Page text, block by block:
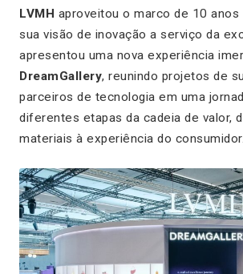
LVMH aproveitou o marco de 10
sua visão de inovação a serviço da
apresentou uma nova experiência
DreamGallery, reunindo projetos de
parceiros de tecnologia em uma
diferentes etapas da cadeia de valor,
materiais à experiência do consumidor.